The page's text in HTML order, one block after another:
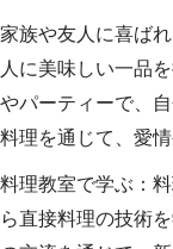
家族や友人に喜ば
人に美味しい一品
やパーティーで、
料理を通じて、愛
料理教室で学ぶ：
ら直接料理の技術